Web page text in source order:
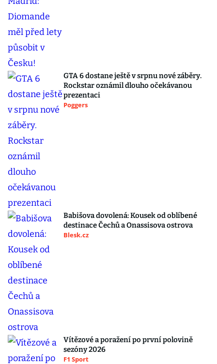
GTA 6 dostane ještě v srpnu nové záběry.
Rockstar oznámil dlouho očekávanou
prezentaci
Poggers
Babišova dovolená: Kousek od oblíbené
destinace Čechů a Onassisova ostrova
Blesk.cz
Vítězové a poražení po první polovině
sezóny 2026
F1 Sport